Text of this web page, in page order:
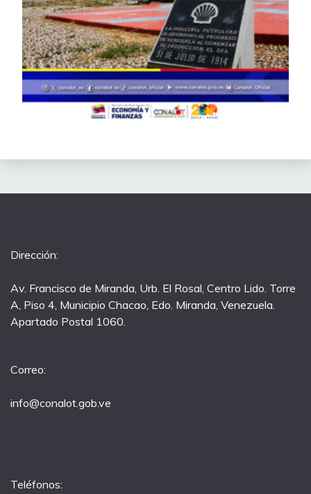
Dirección:
Av. Francisco de Miranda, Urb. El Rosal, Centro Lido. Torre
A, Piso 4, Municipio Chacao, Edo. Miranda, Venezuela.
Apartado Postal 1060.
Correo:
info@conalot.gob.ve
Teléfonos: